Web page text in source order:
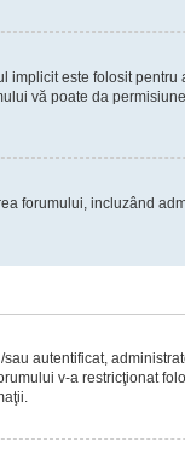
implicit este folosit
vă poate da
forumului, incluzând
autentificat,
v-a restricţionat